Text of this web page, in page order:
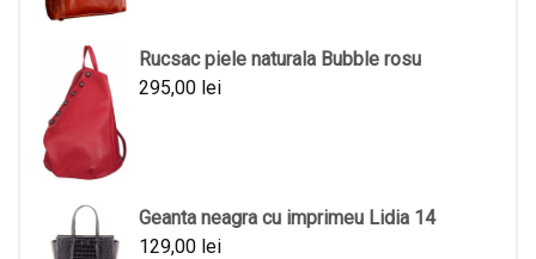
Rucsac piele naturala Bubble rosu
295,00 lei
Geanta neagra cu imprimeu Lidia 14
129,00 lei